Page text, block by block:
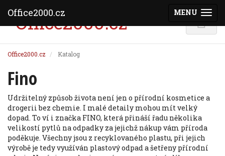
Office2000.cz Katalog
Fino
Udržitelný způsob života není jen o přírodní kosmetice a
drogerii bez chemie. I malé detaily mohou mít velký
dopad. To ví i značka FINO, která přináší řadu několika
velikostí pytlů na odpadky za jejichž nákup vám příroda
poděkuje. Všechny jsou z recyklovaného plastu, při jejich
výrobě je tedy využíván plastový odpad a šetřeny přírodní
MENU
Office2000.cz